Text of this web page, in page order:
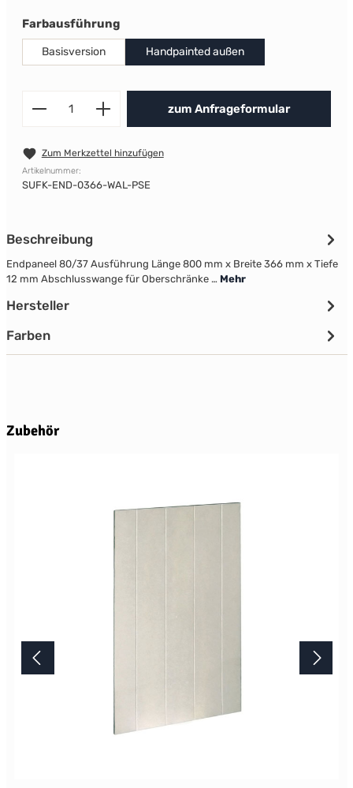
Farbausführungauswählen
Basisversion Handpainted außen
Produkt Anzahl: Gib den
zum Anfrageformular
Zum Merkzettel hinzufügen
Artikelnummer:
SUFK-END-0366-WAL-PSE
Beschreibung
Endpaneel 80/37 Ausführung Länge 800 mm x Breite 366 mm x Tiefe
12 mm Abschlusswange für Oberschränke … Mehr
Hersteller
Farben
Produktgalerie überspringen
Zubehör